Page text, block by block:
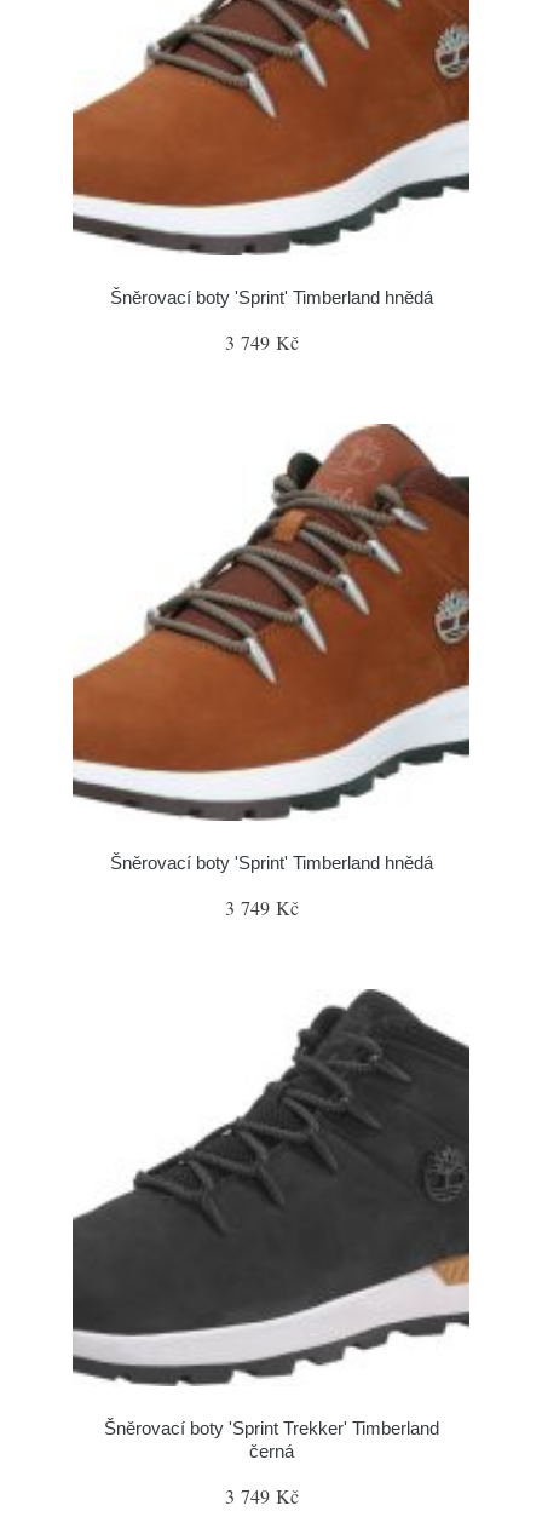
Šněrovací boty 'Sprint' Timberland hnědá
3 749 Kč
Šněrovací boty 'Sprint' Timberland hnědá
3 749 Kč
Šněrovací boty 'Sprint Trekker' Timberland
černá
3 749 Kč